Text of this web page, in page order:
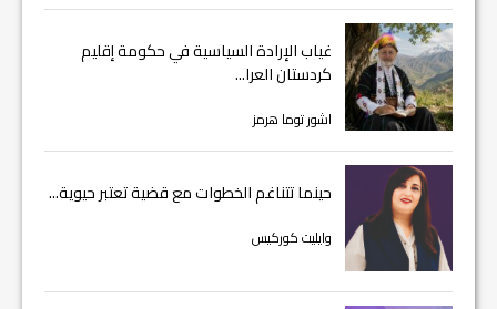
غياب الإرادة السياسية في حكومة إقليم
كردستان العرا...
اشور توما هرمز
حينما تتناغم الخطوات مع قضية تعتبر حيوية...
وايليت كوركيس